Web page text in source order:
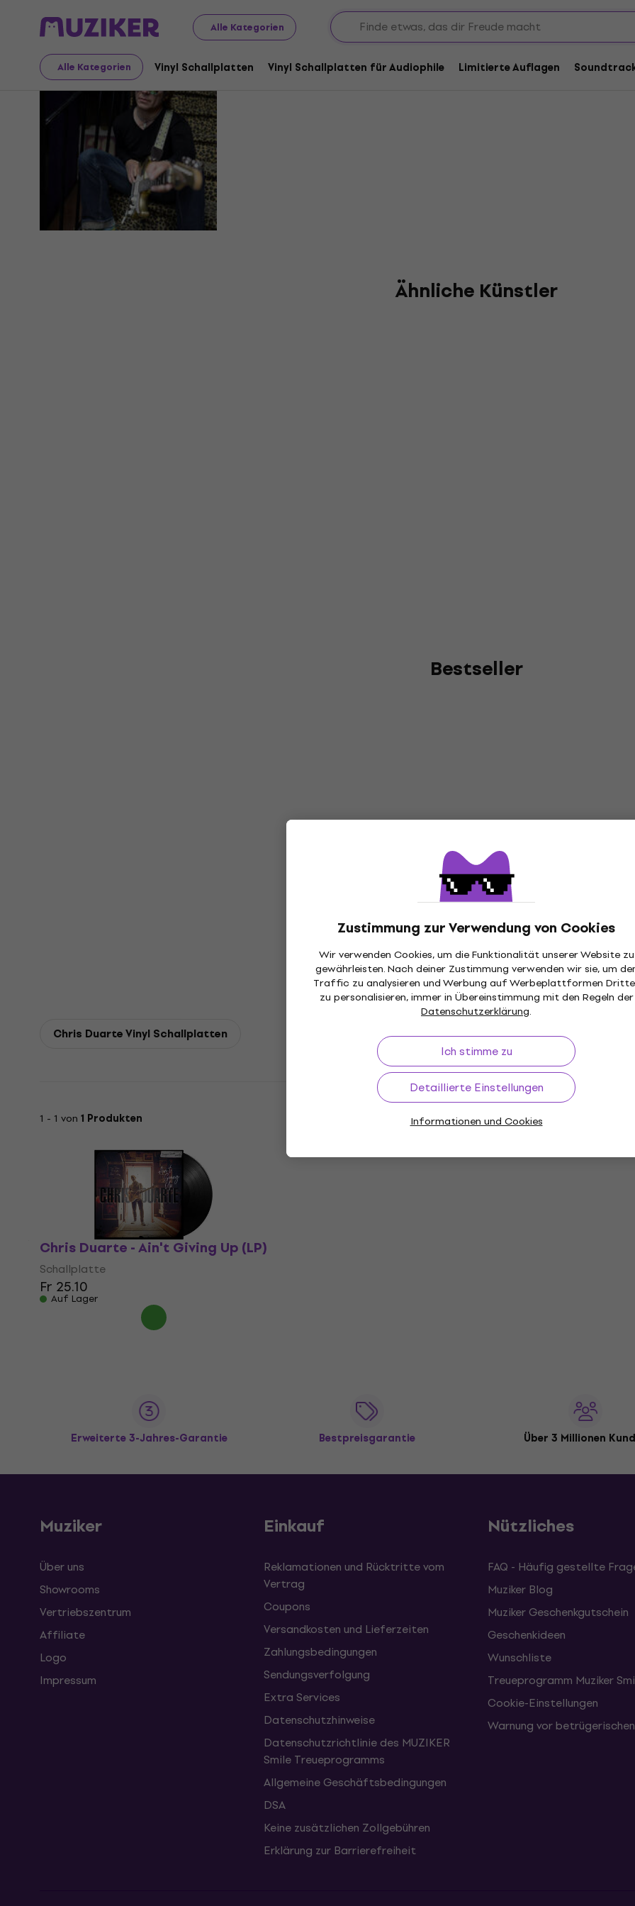
Alle Kategorien
Alle Kategorien Vinyl Schallplatten Vinyl Schallplatten für Audiophile Limitierte Auflagen
Zustimmung zur Verwendung von Cookies
Wir verwenden Cookies, um die Funktionalität unserer Website zu
gewährleisten. Nach deiner Zustimmung verwenden wir sie, um
Traffic zu analysieren und Werbung auf Werbeplattformen
zu personalisieren, immer in Übereinstimmung mit den Regeln der
Datenschutzerklärung.
Ich stimme zu
Detaillierte Einstellungen
Informationen und Cookies
Chris Duarte
Ähnliche Künstler
Bestseller
Chris Duarte Vinyl Schallplatten
1 - 1 von 1 Produkten
Chris Duarte - Ain't Giving Up (LP)
Schallplatte
Fr 25.10
Auf Lager
Erweiterte 3-Jahres-Garantie Bestpreisgarantie Über 3 Millionen
Muziker
Über uns
Showrooms
Vertriebszentrum
Affiliate
Logo
Impressum
Einkauf
Reklamationen und Rücktritte vom
Vertrag
Coupons
Versandkosten und Lieferzeiten
Zahlungsbedingungen
Sendungsverfolgung
Extra Services
Datenschutzhinweise
Datenschutzrichtlinie des MUZIKER
Smile Treueprogramms
Allgemeine Geschäftsbedingungen
DSA
Keine zusätzlichen Zollgebühren
Erklärung zur Barrierefreiheit
Nützliches
FAQ - Häufig gestellte
Muziker Blog
Muziker Geschenkgutschein
Geschenkideen
Wunschliste
Treueprogramm Muziker
Cookie-Einstellungen
Warnung vor